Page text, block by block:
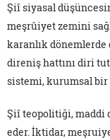
Şiî siyasal
meşrûiyet zemini
karanlık
direniş hattını diri
sistemi, kurumsal
Şiî teopolitiği, maddi
eder. İktidar,